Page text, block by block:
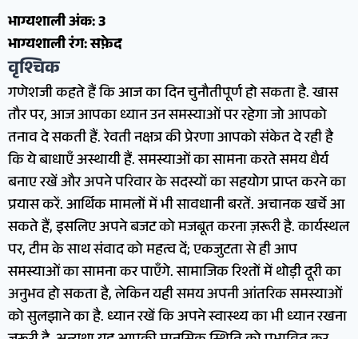
भाग्यशाली अंक: 3
भाग्यशाली रंग: सफ़ेद
वृश्चिक
गणेशजी कहते हैं कि आज का दिन चुनौतीपूर्ण हो सकता है. खास
तौर पर, आज आपका ध्यान उन समस्याओं पर रहेगा जो आपको
तनाव दे सकती हैं. रेवती नक्षत्र की प्रेरणा आपको संकेत दे रही है
कि ये बाधाएँ अस्थायी हैं. समस्याओं का सामना करते समय धैर्य
बनाए रखें और अपने परिवार के सदस्यों का सहयोग प्राप्त करने का
प्रयास करें. आर्थिक मामलों में भी सावधानी बरतें. अचानक खर्चे आ
सकते हैं, इसलिए अपने बजट को मजबूत करना ज़रूरी है. कार्यस्थल
पर, टीम के साथ संवाद को महत्व दें; एकजुटता से ही आप
समस्याओं का सामना कर पाएँगे. सामाजिक रिश्तों में थोड़ी दूरी का
अनुभव हो सकता है, लेकिन यही समय अपनी आंतरिक समस्याओं
को सुलझाने का है. ध्यान रखें कि अपने स्वास्थ्य का भी ध्यान रखना